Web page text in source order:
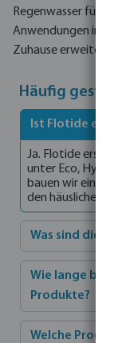
Regenwasser für
Anwendungen in
Zuhause erweitert.
Häufig
Ist Flotide ein
Ja. Flotide
unter Eco,
bauen wir ein
den häuslichen
Was sind die
Wie lange
Produkte?
Welche